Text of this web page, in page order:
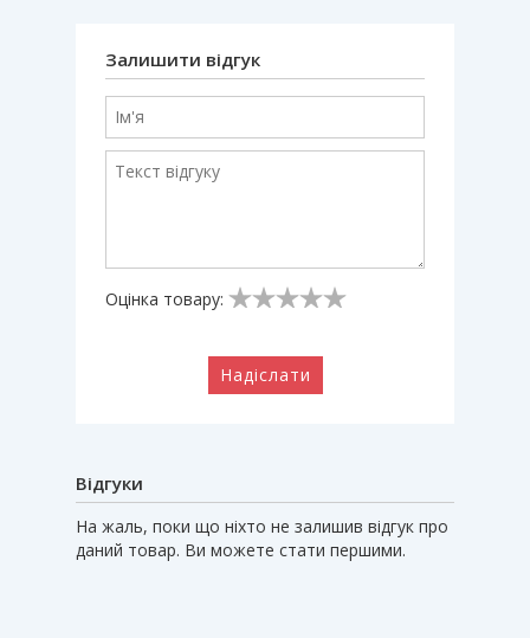
Залишити відгук
Оцінка товару:
Надіслати
Відгуки
На жаль, поки що ніхто не залишив відгук про
даний товар. Ви можете стати першими.